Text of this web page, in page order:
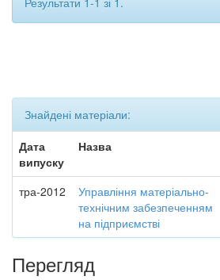
Знайдені матеріали:
Дата
випуску
Назва
тра-2012
Управління матеріально-
технічним забезпеченням
на підприємстві
Перегляд